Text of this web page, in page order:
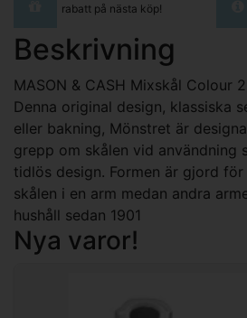
rabatt på nästa köp!
Beskrivning
MASON & CASH Mixskål Colour
Denna original design, klassiska
eller bakning, Mönstret är
grepp om skålen vid användning
tidlös design. Formen är gjord
skålen i en arm medan andra
hushåll sedan 1901
Nya varor!